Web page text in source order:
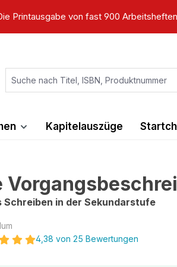
Printausgabe von fast 900
Kapitelauszüge
Schreiben in der Sekundarstufe
4,38 von 25 Bewertungen